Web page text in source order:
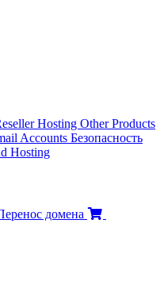
Hosting Other Products
Accounts Безопасность
Hosting
домена